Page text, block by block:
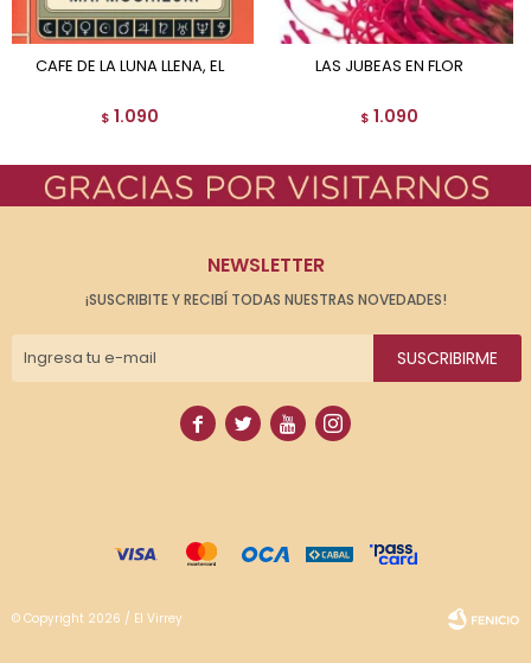
CAFE DE LA LUNA LLENA, EL
$ 1.090
LAS JUBEAS EN FLOR
$ 1.090
NEWSLETTER
¡SUSCRIBITE Y RECIBÍ TODAS NUESTRAS NOVEDADES!
SUSCRIBIRME
   
© Copyright 2026 / El Virrey